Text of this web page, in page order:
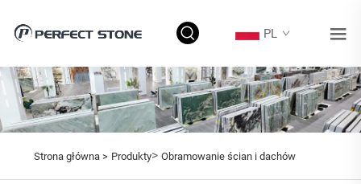
PL
Strona główna > Produkty> Obramowanie ścian i dachów